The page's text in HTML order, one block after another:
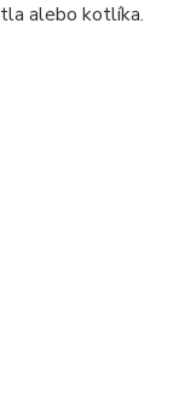
alebo kotlíka.